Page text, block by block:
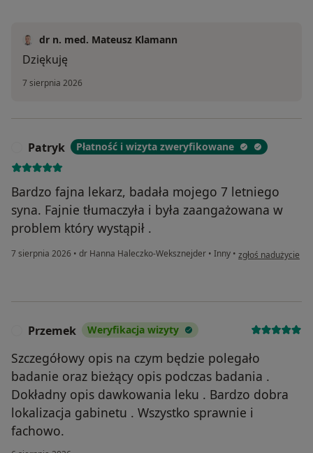
dr n. med. Mateusz Klamann
Dziękuję
7 sierpnia 2026
Patryk Płatność i wizyta zweryfikowane
Bardzo fajna lekarz, badała mojego 7 letniego
syna. Fajnie tłumaczyła i była zaangażowana w
problem który wystąpił .
7 sierpnia 2026 • dr Hanna Haleczko-Weksznejder • Inny • w opinii
zgłoś nadużycie
Przemek Weryfikacja wizyty
Szczegółowy opis na czym będzie polegało
badanie oraz bieżący opis podczas badania .
Dokładny opis dawkowania leku . Bardzo dobra
lokalizacja gabinetu . Wszystko sprawnie i
fachowo.